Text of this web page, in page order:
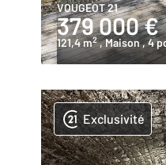
VOUGEOT 21
379 000 €
121,4 m2 , Maison, 4
Exclusivité